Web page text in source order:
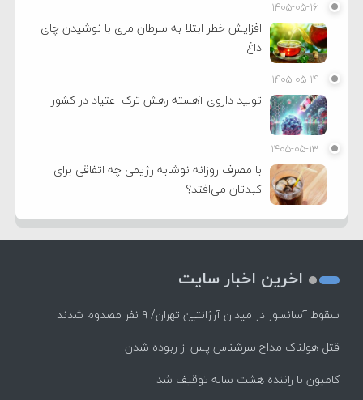
۱۴۰۵-۰۵-۱۶
افزایش خطر ابتلا به سرطان مری با نوشیدن چای
داغ
۱۴۰۵-۰۵-۱۴
تولید داروی آهسته رهش ترک اعتیاد در کشور
۱۴۰۵-۰۵-۱۳
با مصرف روزانه نوشابه رژیمی چه اتفاقی برای
کبدتان می‌افتد؟
اخرین اخبار سایت
سقوط آسانسور در میدان آرژانتین تهران/ ۹ نفر مصدوم شدند
قتل هولناک مداح سرشناس پس از ربوده شدن
کامیون با راننده هشت ساله توقیف شد